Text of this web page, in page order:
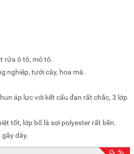
rửa ô tô, mô tô.
nghiệp, tưới cây, hoa mà.
áp lực với kết cấu đan rất chắc, 3 lớp
tốt, lớp bố là sợi polyester rất bền.
dây.